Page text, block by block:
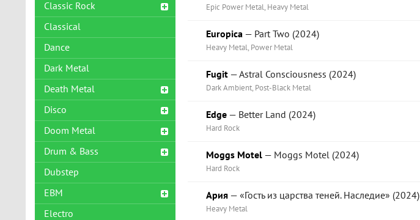
Epic Power Metal, Heavy Metal
Europica— Part Two (2024)
Heavy Metal, Power Metal
Fugit— Astral Consciousness (2024)
Dark Ambient, Post-Black Metal
Edge— Better Land (2024)
Hard Rock
Moggs Motel— Moggs Motel (2024)
Hard Rock
Ария— «Гость из царства теней. Наследие» (2024)
Heavy Metal
Classic Rock
Classical
Dance
Dark Metal
Death Metal
Disco
Doom Metal
Drum & Bass
Dubstep
EBM
Electro